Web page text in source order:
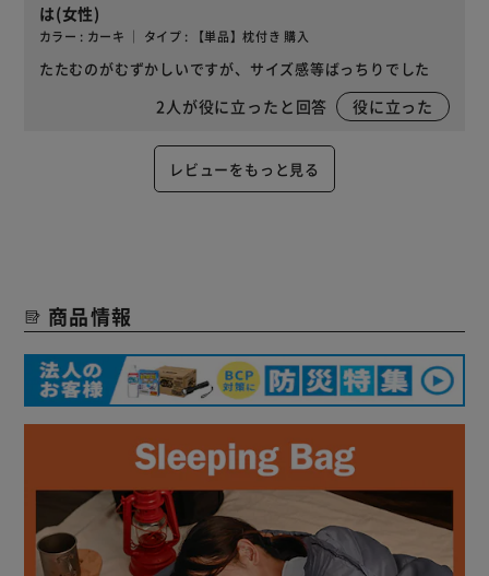
は(女性)
カラー : カーキ ｜ タイプ : 【単品】枕付き 購入
たたむのがむずかしいですが、サイズ感等ばっちりでした
2 人が役に立ったと回答 役に立った
レビューをもっと見る
商品情報